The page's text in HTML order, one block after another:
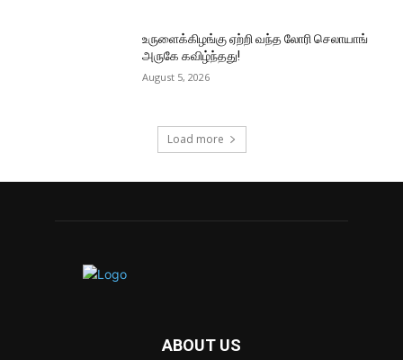
உருளைக்கிழங்கு ஏற்றி வந்த லோரி செலாயாங்
அருகே கவிழ்ந்தது!
August 5, 2026
Load more
ABOUT US